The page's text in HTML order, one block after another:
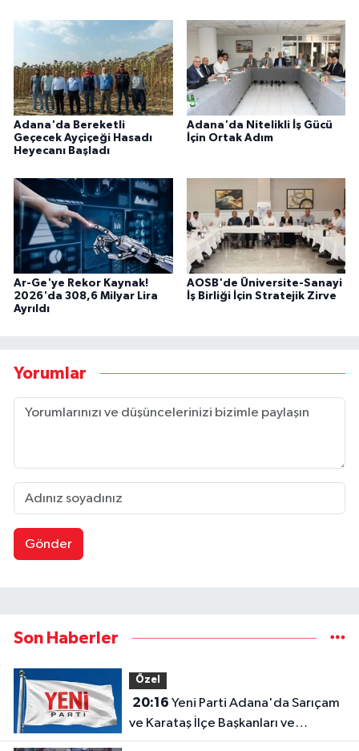
Adana'da Bereketli
Geçecek Ayçiçeği Hasadı
Heyecanı Başladı
Adana'da Nitelikli İş Gücü
İçin Ortak Adım
Ar-Ge'ye Rekor Kaynak!
2026'da 308,6 Milyar Lira
Ayrıldı
AOSB'de Üniversite-Sanayi
İş Birliği İçin Stratejik Zirve
Yorumlar
Gönder
Son Haberler
Özel
20:16
ve Karataş İlçe Başkanları ve
Yönetimleri Belirlendi